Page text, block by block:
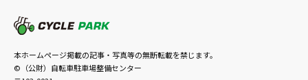
本ホームページ掲載の記事・写真等の無断転載を禁じます。
©（公財）自転車駐車場整備センター